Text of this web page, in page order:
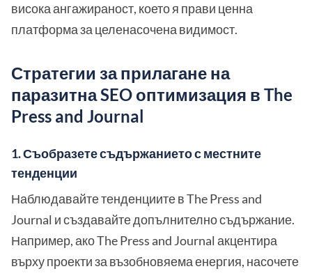
висока ангажираност, което я прави ценна
платформа за целенасочена видимост.
Стратегии за прилагане на
паразитна SEO оптимизация в The
Press and Journal
1. Съобразете съдържанието с местните
тенденции
Наблюдавайте тенденциите в The Press and
Journal и създавайте допълнително съдържание.
Например, ако The Press and Journal акцентира
върху проекти за възобновяема енергия, насочете